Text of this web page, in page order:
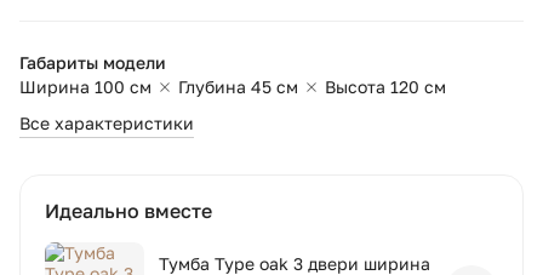
Габариты модели
Ширина 100 см
Глубина 45 см
Высота 120 см
Все характеристики
Идеально вместе
Тумба Type oak 3 двери ширина